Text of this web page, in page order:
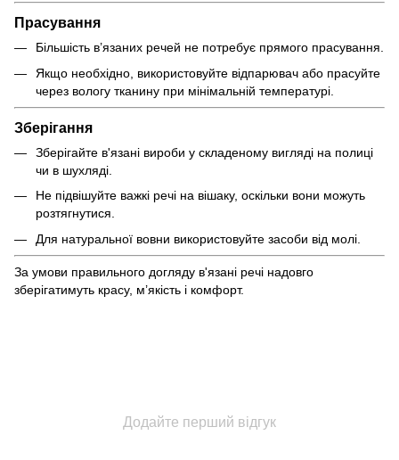
Прасування
Більшість в’язаних речей не потребує прямого прасування.
Якщо необхідно, використовуйте відпарювач або прасуйте
через вологу тканину при мінімальній температурі.
Зберігання
Зберігайте в'язані вироби у складеному вигляді на полиці
чи в шухляді.
Не підвішуйте важкі речі на вішаку, оскільки вони можуть
розтягнутися.
Для натуральної вовни використовуйте засоби від молі.
За умови правильного догляду в'язані речі надовго
зберігатимуть красу, м’якість і комфорт.
Додайте перший відгук